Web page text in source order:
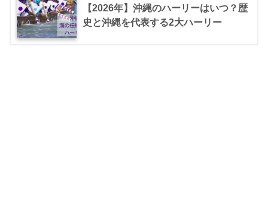
【2026年】沖縄のハーリーはいつ？歴
史と沖縄を代表する2大ハーリー